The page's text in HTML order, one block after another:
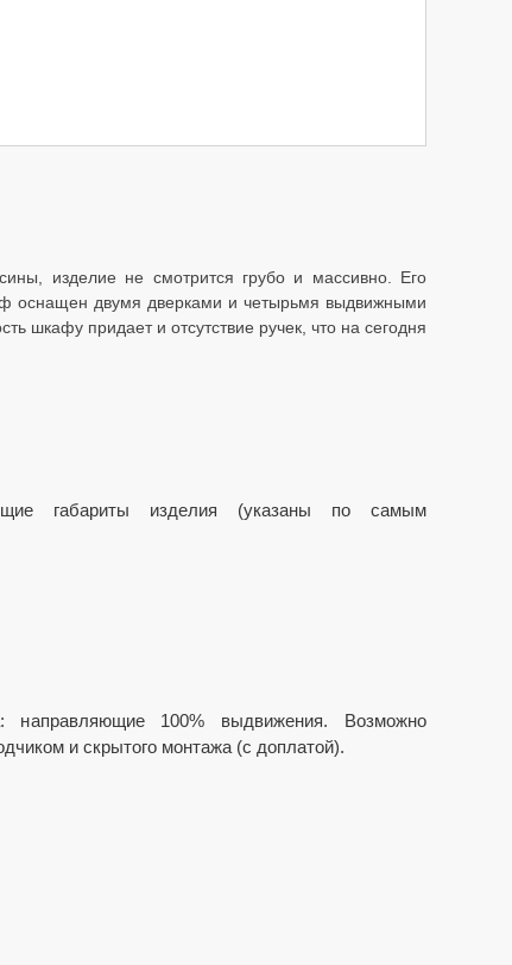
изделие не смотрится грубо и массивно. Его
оснащен двумя дверками и четырьмя выдвижными
шкафу придает и отсутствие ручек, что на сегодня
габариты изделия (указаны по самым
направляющие 100% выдвижения. Возможно
и скрытого монтажа (с доплатой).